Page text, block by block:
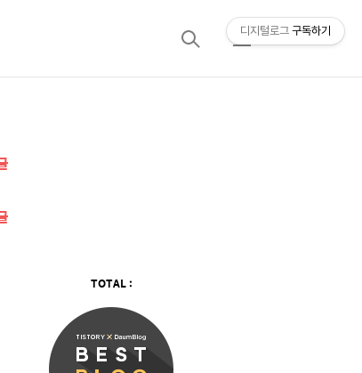
검
메
TOTAL :
디지털로그 구독하기